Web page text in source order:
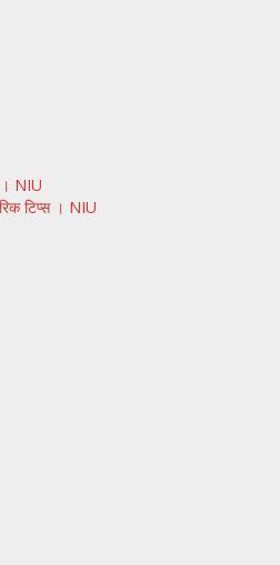
। NIU
टिप्स । NIU